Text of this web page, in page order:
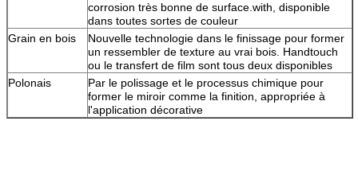
corrosion très bonne de surface.with, disponible
dans toutes sortes de couleur
Grain en bois
Nouvelle technologie dans le finissage pour former
un ressembler de texture au vrai bois. Handtouch
ou le transfert de film sont tous deux disponibles
Polonais
Par le polissage et le processus chimique pour
former le miroir comme la finition, appropriée à
l'application décorative